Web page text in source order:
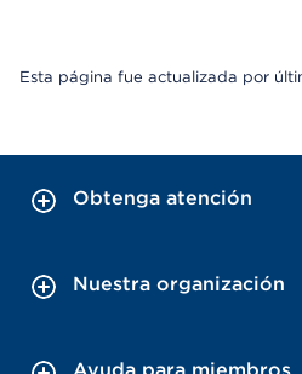
Esta página fue actualizada por
Obtenga atención
Nuestra organización